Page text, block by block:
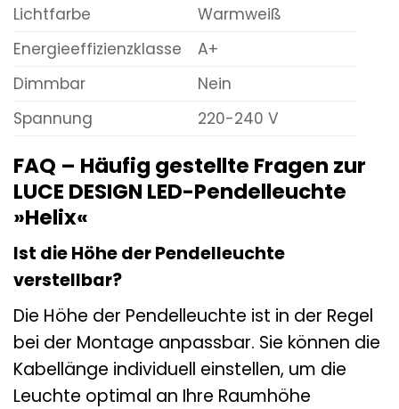
Lichtfarbe
Warmweiß
Energieeffizienzklasse
A+
Dimmbar
Nein
Spannung
220-240 V
FAQ – Häufig gestellte Fragen zur
LUCE DESIGN LED-Pendelleuchte
»Helix«
Ist die Höhe der Pendelleuchte
verstellbar?
Die Höhe der Pendelleuchte ist in der Regel
bei der Montage anpassbar. Sie können die
Kabellänge individuell einstellen, um die
Leuchte optimal an Ihre Raumhöhe